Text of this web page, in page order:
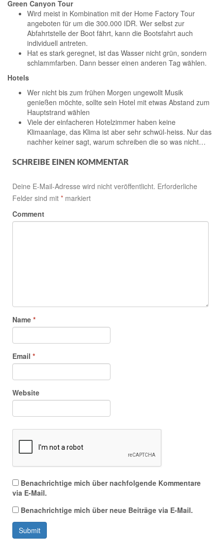
Green Canyon Tour
Wird meist in Kombination mit der Home Factory Tour
angeboten für um die 300.000 IDR. Wer selbst zur
Abfahrtstelle der Boot fährt, kann die Bootsfahrt auch
individuell antreten.
Hat es stark geregnet, ist das Wasser nicht grün, sondern
schlammfarben. Dann besser einen anderen Tag wählen.
Hotels
Wer nicht bis zum frühen Morgen ungewollt Musik
genießen möchte, sollte sein Hotel mit etwas Abstand zum
Hauptstrand wählen
Viele der einfacheren Hotelzimmer haben keine
Klimaanlage, das Klima ist aber sehr schwül-heiss. Nur das
nachher keiner sagt, warum schreiben die so was nicht…
SCHREIBE EINEN KOMMENTAR
Deine E-Mail-Adresse wird nicht veröffentlicht. Erforderliche
Felder sind mit * markiert
Comment
Name *
Email *
Website
Benachrichtige mich über nachfolgende Kommentare
via E-Mail.
Benachrichtige mich über neue Beiträge via E-Mail.
Submit